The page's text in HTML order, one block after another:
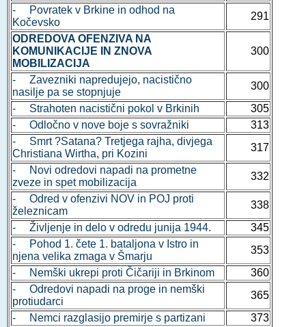
- Povratek v Brkine in odhod na
Kočevsko
291
ODREDOVA OFENZIVA NA
KOMUNIKACIJE IN ZNOVA
MOBILIZACIJA
300
- Zavezniki napredujejo, nacistično
nasilje pa se stopnjuje
300
- Strahoten nacistični pokol v Brkinih
305
- Odločno v nove boje s sovražniki
313
- Smrt ?Satana? Tretjega rajha, divjega
Christiana Wirtha, pri Kozini
317
- Novi odredovi napadi na prometne
zveze in spet mobilizacija
332
- Odred v ofenzivi NOV in POJ proti
železnicam
338
- Življenje in delo v odredu junija 1944.
345
- Pohod 1. čete 1. bataljona v Istro in
njena velika zmaga v Šmarju
353
- Nemški ukrepi proti Čičariji in Brkinom
360
- Odredovi napadi na proge in nemški
protiudarci
365
- Nemci razglasijo premirje s partizani
373